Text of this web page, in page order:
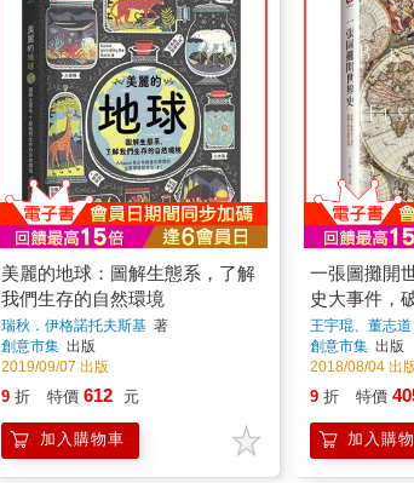
美麗的地球：圖解生態系，了解
我們生存的自然環境
瑞秋．伊格諾托夫斯基 著
創意市集 出版
2019/09/07 出版
9 折 特價 612 元
加入購物車
一張圖攤開
史大事件，
王宇琨、董志道
創意市集 出版
2018/08/04 出
9 折 特價
加入購